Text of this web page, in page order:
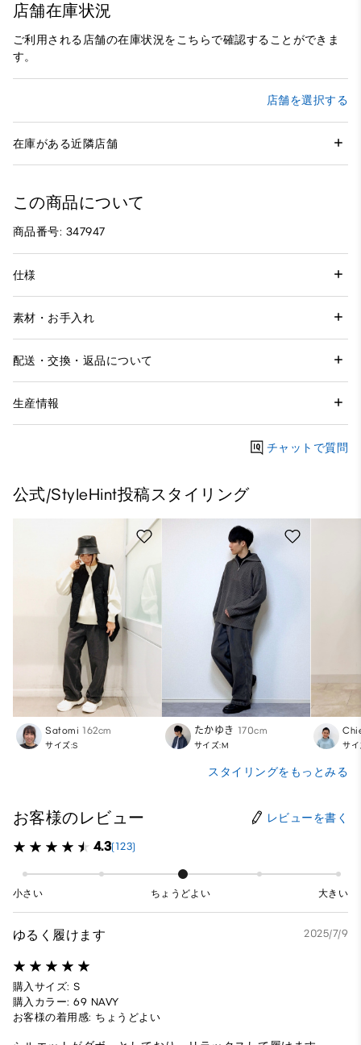
店舗在庫状況
ご利用される店舗の在庫状況をこちらで確認することができま
す。
店舗を選択する
在庫がある近隣店舗
この商品について
商品番号: 347947
仕様
素材・お手入れ
配送・交換・返品について
生産情報
チャットで質問
公式/StyleHint投稿スタイリング
Satomi 162cm
サイズ:S
たかゆき 170cm
サイズ:M サイ
スタイリングをもっとみる
お客様のレビュー レビューを書く
4.3(123)
小さい ちょうどよい 大きい
ゆるく履けます 2025/7/9
購入サイズ: S
購入カラー: 69 NAVY
お客様の着用感: ちょうどよい